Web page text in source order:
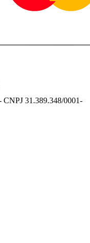
CNPJ 31.389.348/0001-